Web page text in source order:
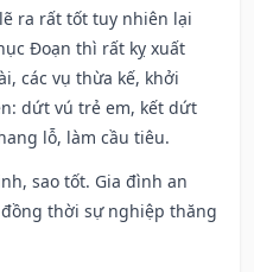
ra rất tốt tuy nhiên lại
Đoạn thì rất kỵ xuất
các vụ thừa kế, khởi
dứt vú trẻ em, kết dứt
lỗ, làm cầu tiêu.
sao tốt. Gia đình an
thời sự nghiệp thăng